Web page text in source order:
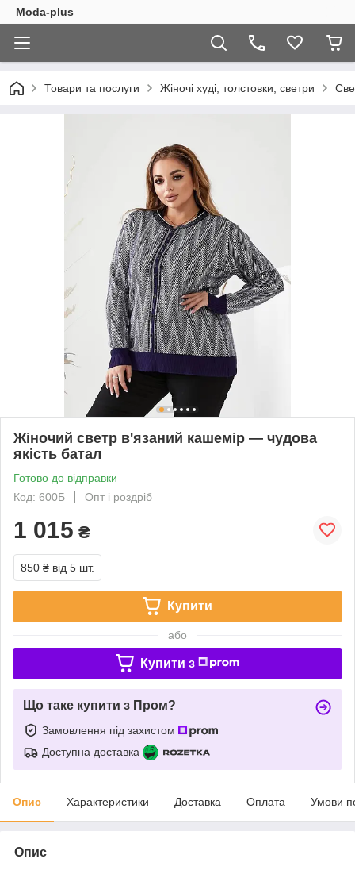
Moda-plus
Товари та послуги Жіночі худі, толстовки, светри
Жіночий светр в'язаний кашемір — чудова
якість батал
Готово до відправки
Код: 600Б
Опт і роздріб
1 015 ₴
850 ₴ від 5 шт.
Купити
або
Купити з
Що таке купити з Пром?
Замовлення під захистом
Доступна доставка
Опис Характеристики Доставка Оплата Умови
Опис